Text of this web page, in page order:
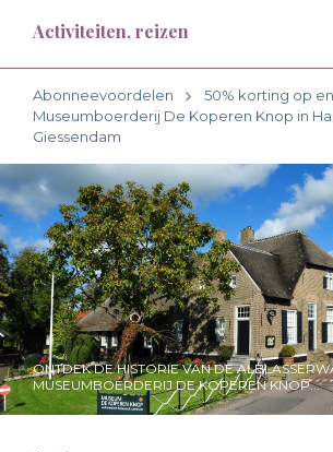
Activiteiten, reizen
Abonneevoordelen
50% korting op
Museumboerderij De Koperen Knop in
Giessendam
ONTDEK DE HISTORIE VAN DE
MUSEUMBOERDERIJ DE KOPEREN KNOP...